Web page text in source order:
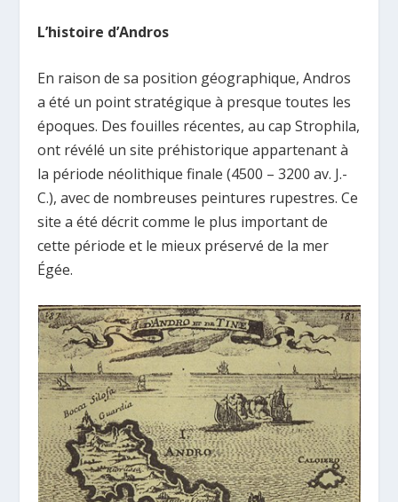
L’histoire d’Andros
En raison de sa position géographique, Andros
a été un point stratégique à presque toutes les
époques. Des fouilles récentes, au cap Strophila,
ont révélé un site préhistorique appartenant à
la période néolithique finale (4500 – 3200 av. J.-
C.), avec de nombreuses peintures rupestres. Ce
site a été décrit comme le plus important de
cette période et le mieux préservé de la mer
Égée.